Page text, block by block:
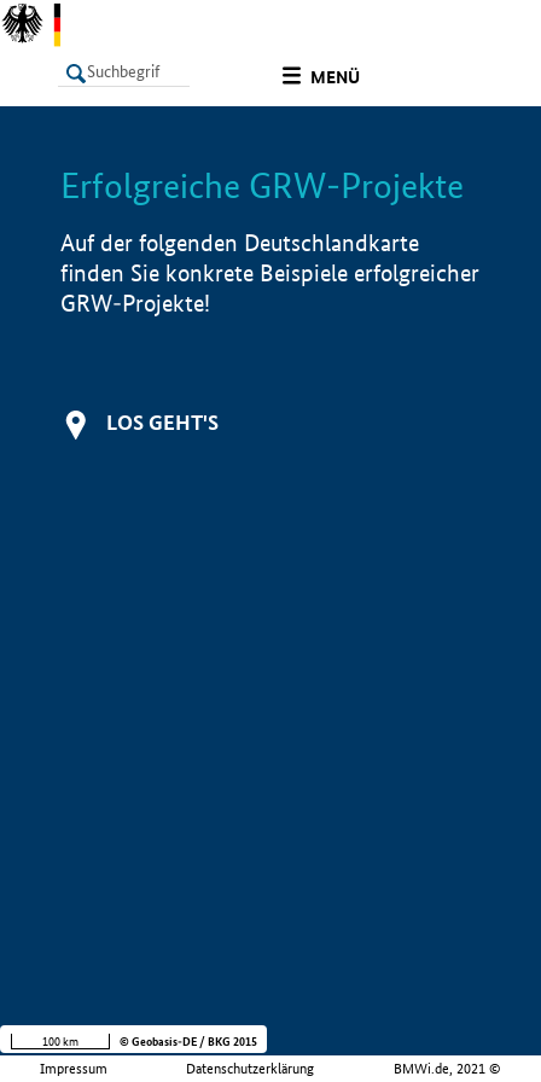
MENÜ
LISTE Info
Erfolgreiche GRW-Projekte
Auf der folgenden Deutschlandkarte
finden Sie konkrete Beispiele erfolgreicher
GRW-Projekte!
LOS GEHT'S
Impressum Datenschutzerklärung BMWi.de, 2021 ©
100 km © Geobasis-DE / BKG 2015